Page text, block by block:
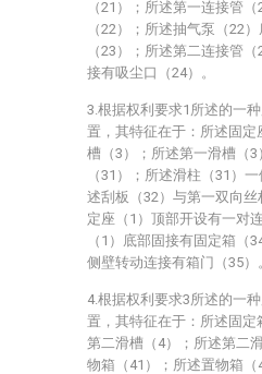
（21）；所述第一连接管
（22）；所述抽气泵（22
（23）；所述第二连接管
接有吸尘口（24）。
3.根据权利要求1所述的一
置，其特征在于：所述固
槽（3）；所述第一滑槽（
（31）；所述滑柱（31）
述刮板（32）与第一双向
定座（1）顶部开设有一对
（1）底部固接有固定箱（
侧壁转动连接有箱门（35）
4.根据权利要求3所述的一
置，其特征在于：所述固
第二滑槽（4）；所述第二
物箱（41）；所述置物箱